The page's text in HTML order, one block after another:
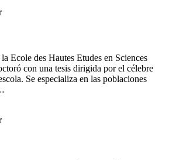
Ecole des Hautes Etudes en Sciences
con una tesis dirigida por el célebre
Se especializa en las poblaciones